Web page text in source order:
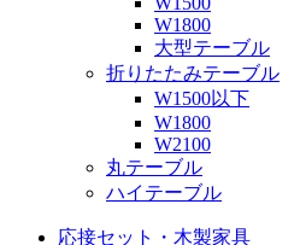
W1800
大型テーブル
折りたたみテーブル
W1500以下
W1800
W2100
丸テーブル
ハイテーブル
応接セット・木製家具